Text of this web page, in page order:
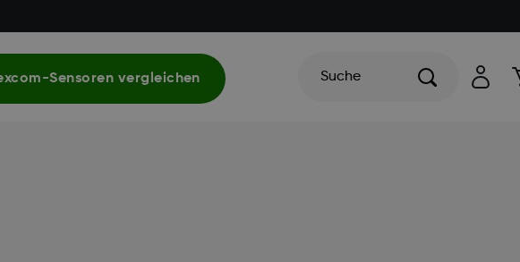
Sensoren vergleichen Suche